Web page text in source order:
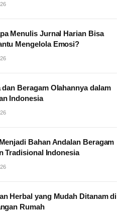
Menulis Jurnal Harian Bisa
Mengelola Emosi?
dan Beragam Olahannya dalam
Indonesia
Bahan Andalan Beragam
Tradisional Indonesia
Herbal yang Mudah Ditanam di
Rumah